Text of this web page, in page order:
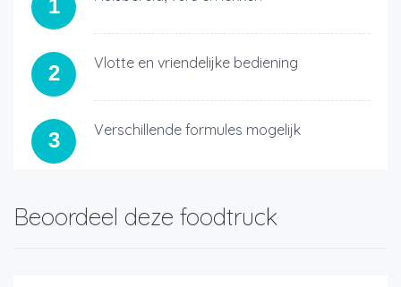
1
2 Vlotte en vriendelijke bediening
3 Verschillende formules mogelijk
Beoordeel deze foodtruck